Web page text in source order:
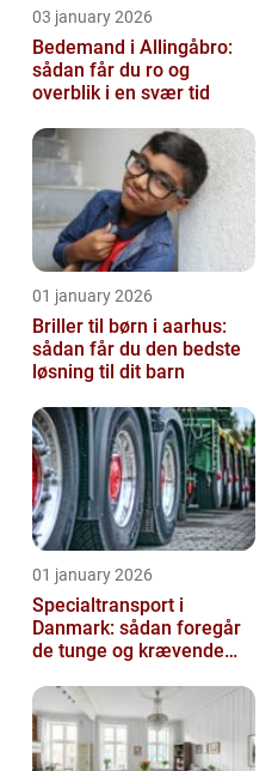
03 january 2026
Bedemand i Allingåbro:
sådan får du ro og
overblik i en svær tid
01 january 2026
Briller til børn i aarhus:
sådan får du den bedste
løsning til dit barn
01 january 2026
Specialtransport i
Danmark: sådan foregår
de tunge og krævende